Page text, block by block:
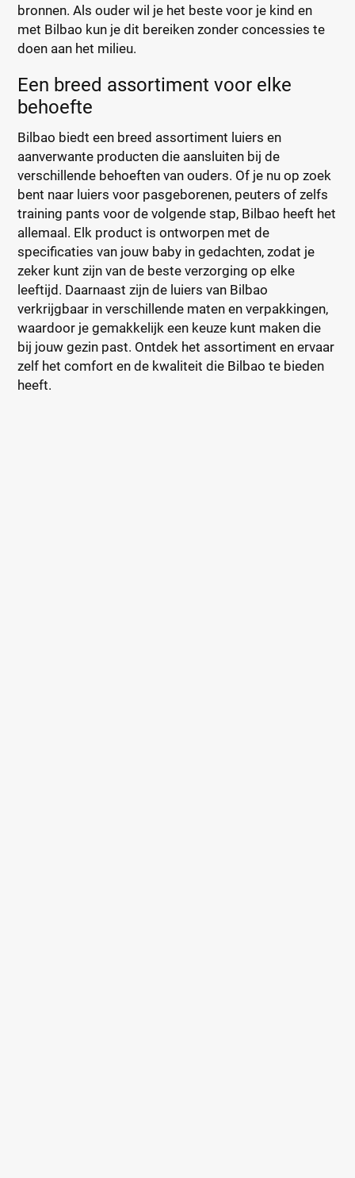
bronnen. Als ouder wil je het beste voor je kind en
met Bilbao kun je dit bereiken zonder concessies te
doen aan het milieu.
Een breed assortiment voor elke
behoefte
Bilbao biedt een breed assortiment luiers en
aanverwante producten die aansluiten bij de
verschillende behoeften van ouders. Of je nu op zoek
bent naar luiers voor pasgeborenen, peuters of zelfs
training pants voor de volgende stap, Bilbao heeft het
allemaal. Elk product is ontworpen met de
specificaties van jouw baby in gedachten, zodat je
zeker kunt zijn van de beste verzorging op elke
leeftijd. Daarnaast zijn de luiers van Bilbao
verkrijgbaar in verschillende maten en verpakkingen,
waardoor je gemakkelijk een keuze kunt maken die
bij jouw gezin past. Ontdek het assortiment en ervaar
zelf het comfort en de kwaliteit die Bilbao te bieden
heeft.